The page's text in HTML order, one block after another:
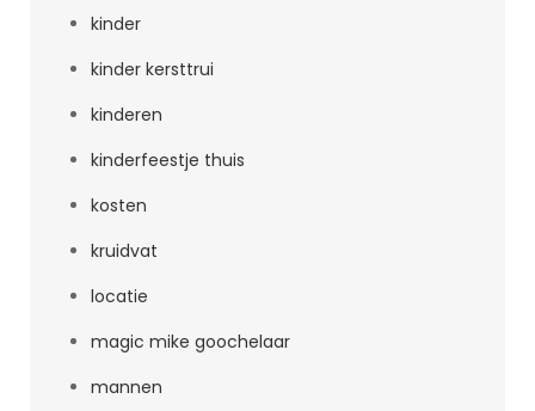
kinder
kinder kersttrui
kinderen
kinderfeestje thuis
kosten
kruidvat
locatie
magic mike goochelaar
mannen